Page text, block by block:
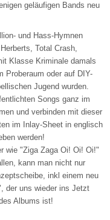
geläufigen Bands neu
und Hass-Hymnen
Total Crash,
Klasse Kriminale damals
Proberaum oder auf DIY-
Jugend wurden.
Songs ganz im
und verbinden mit dieser
im Inlay-Sheet in englisch
werden!
wie "Ziga Zaga Oi! Oi! Oi!"
kann man nicht nur
inkl einem neu
der uns wieder ins Jetzt
Albums ist!